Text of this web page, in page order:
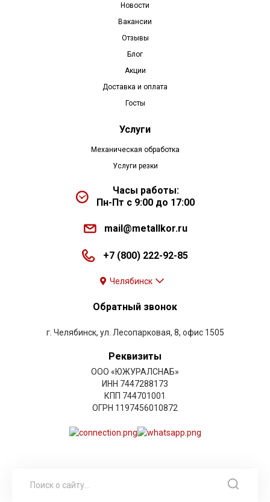
Новости
Вакансии
Отзывы
Блог
Акции
Доставка и оплата
Госты
Услуги
Механическая обработка
Услуги резки
Часы работы:
Пн-Пт с 9:00 до 17:00
mail@metallkor.ru
+7 (800) 222-92-85
Челябинск
Обратный звонок
г. Челябинск, ул. Лесопарковая, 8, офис 1505
Реквизиты
ООО «ЮЖУРАЛСНАБ»
ИНН 7447288173
КПП 744701001
ОГРН 1197456010872